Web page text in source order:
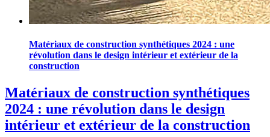
Matériaux de construction synthétiques 2024 : une
révolution dans le design intérieur et extérieur de la
construction
Matériaux de construction synthétiques
2024 : une révolution dans le design
intérieur et extérieur de la construction